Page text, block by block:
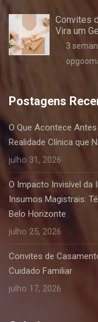
Convites
Vira um
3
Postagens
O Que Acontece
Realidade Clínica que
julho 31, 2026
O Impacto Invisível da
Insumos Magistrais:
Belo Horizonte
julho 25, 2026
Convites de
Cuidado Familiar
julho 17, 2026